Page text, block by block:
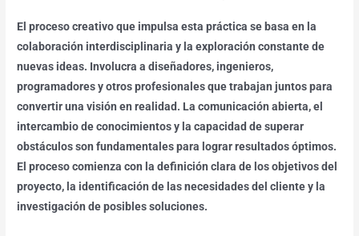
El proceso creativo que impulsa esta práctica se basa en la
colaboración interdisciplinaria y la exploración constante de
nuevas ideas. Involucra a diseñadores, ingenieros,
programadores y otros profesionales que trabajan juntos para
convertir una visión en realidad. La comunicación abierta, el
intercambio de conocimientos y la capacidad de superar
obstáculos son fundamentales para lograr resultados óptimos.
El proceso comienza con la definición clara de los objetivos del
proyecto, la identificación de las necesidades del cliente y la
investigación de posibles soluciones.